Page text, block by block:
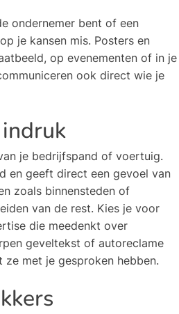
ondernemer bent of een
je kansen mis. Posters en
op evenementen of in je
ook direct wie je
je bedrijfspand of voertuig.
en geeft direct een gevoel van
zoals binnensteden of
van de rest. Kies je voor
die meedenkt over
geveltekst of autoreclame
met je gesproken hebben.